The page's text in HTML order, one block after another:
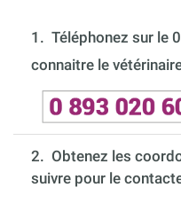
1. Téléphonez sur le
connaitre le
2. Obtenez les
suivre pour le